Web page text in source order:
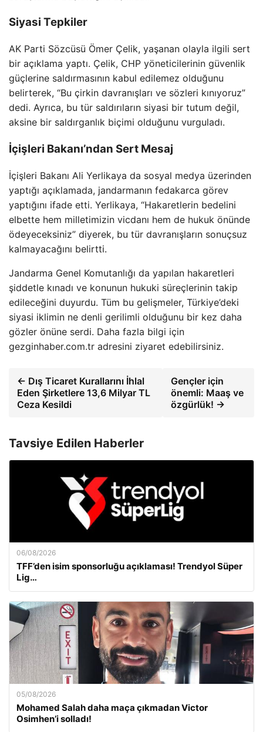
Siyasi Tepkiler
AK Parti Sözcüsü Ömer Çelik, yaşanan olayla ilgili sert
bir açıklama yaptı. Çelik, CHP yöneticilerinin güvenlik
güçlerine saldırmasının kabul edilemez olduğunu
belirterek, “Bu çirkin davranışları ve sözleri kınıyoruz”
dedi. Ayrıca, bu tür saldırıların siyasi bir tutum değil,
aksine bir saldırganlık biçimi olduğunu vurguladı.
İçişleri Bakanı’ndan Sert Mesaj
İçişleri Bakanı Ali Yerlikaya da sosyal medya üzerinden
yaptığı açıklamada, jandarmanın fedakarca görev
yaptığını ifade etti. Yerlikaya, “Hakaretlerin bedelini
elbette hem milletimizin vicdanı hem de hukuk önünde
ödeyeceksiniz” diyerek, bu tür davranışların sonuçsuz
kalmayacağını belirtti.
Jandarma Genel Komutanlığı da yapılan hakaretleri
şiddetle kınadı ve konunun hukuki süreçlerinin takip
edileceğini duyurdu. Tüm bu gelişmeler, Türkiye’deki
siyasi iklimin ne denli gerilimli olduğunu bir kez daha
gözler önüne serdi. Daha fazla bilgi için
gezginhaber.com.tr adresini ziyaret edebilirsiniz.
← Dış Ticaret Kurallarını İhlal
Eden Şirketlere 13,6 Milyar TL
Ceza Kesildi
Gençler için
önemli: Maaş ve
özgürlük! →
Tavsiye Edilen Haberler
06/08/2026
TFF’den isim sponsorluğu açıklaması! Trendyol Süper
Lig…
05/08/2026
Mohamed Salah daha maça çıkmadan Victor
Osimhen’i solladı!